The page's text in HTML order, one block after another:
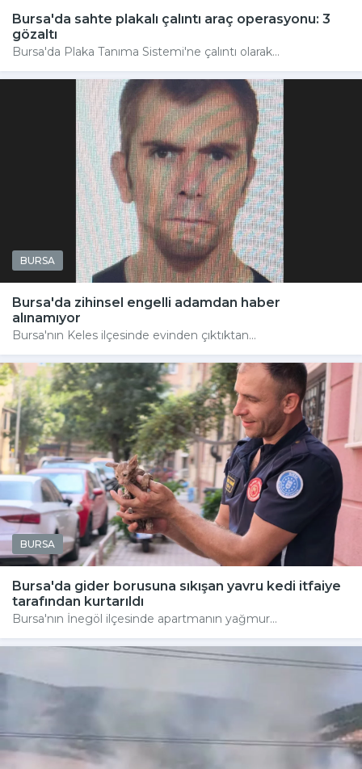
Bursa'da sahte plakalı çalıntı araç operasyonu: 3
gözaltı
Bursa'da Plaka Tanıma Sistemi'ne çalıntı olarak...
BURSA
Bursa'da zihinsel engelli adamdan haber
alınamıyor
Bursa'nın Keles ilçesinde evinden çıktıktan...
BURSA
Bursa'da gider borusuna sıkışan yavru kedi itfaiye
tarafından kurtarıldı
Bursa'nın İnegöl ilçesinde apartmanın yağmur...